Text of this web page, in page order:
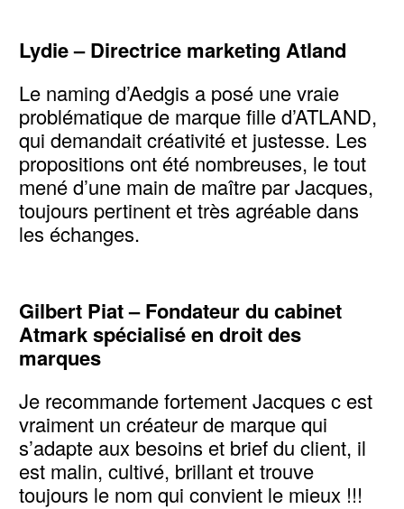
Lydie – Directrice marketing Atland
Le naming d’Aedgis a posé une vraie
problématique de marque fille d’ATLAND,
qui demandait créativité et justesse. Les
propositions ont été nombreuses, le tout
mené d’une main de maître par Jacques,
toujours pertinent et très agréable dans
les échanges.
Gilbert Piat – Fondateur du cabinet
Atmark spécialisé en droit des
marques
Je recommande fortement Jacques c est
vraiment un créateur de marque qui
s’adapte aux besoins et brief du client, il
est malin, cultivé, brillant et trouve
toujours le nom qui convient le mieux !!!